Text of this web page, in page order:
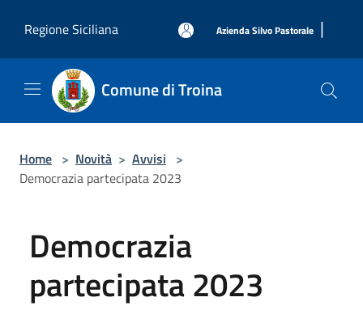
Regione Siciliana
Azienda Silvo Pastorale |
Comune di Troina
Home > Novità > Avvisi >
Democrazia partecipata 2023
Democrazia
partecipata 2023